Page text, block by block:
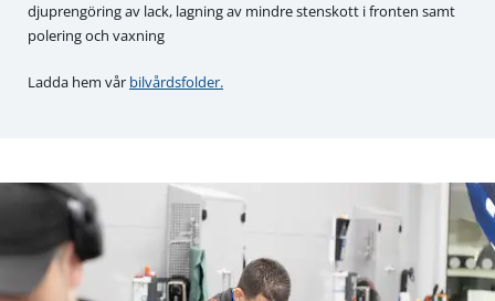
djuprengöring av lack, lagning av mindre stenskott i fronten samt
polering och vaxning
Ladda hem vår bilvårdsfolder.